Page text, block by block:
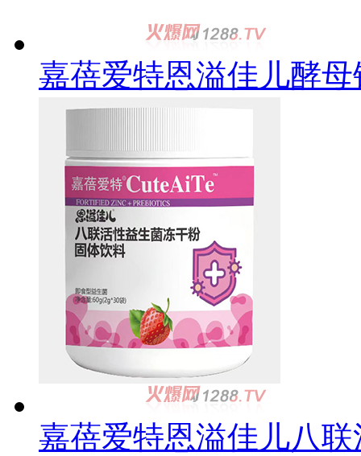
嘉蓓爱特恩溢佳儿酵
嘉蓓爱特恩溢佳儿八